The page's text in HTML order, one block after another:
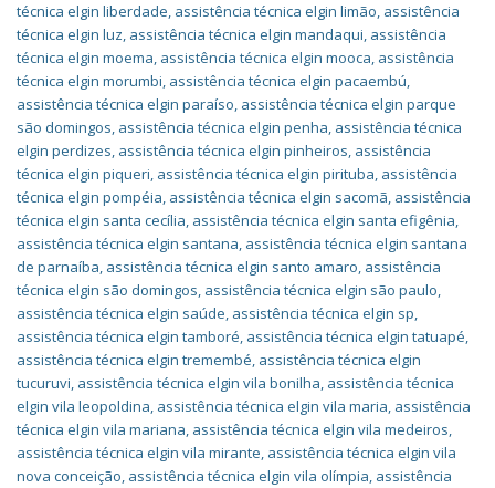
técnica elgin liberdade, assistência técnica elgin limão, assistência
técnica elgin luz, assistência técnica elgin mandaqui, assistência
técnica elgin moema, assistência técnica elgin mooca, assistência
técnica elgin morumbi, assistência técnica elgin pacaembú,
assistência técnica elgin paraíso, assistência técnica elgin parque
são domingos, assistência técnica elgin penha, assistência técnica
elgin perdizes, assistência técnica elgin pinheiros, assistência
técnica elgin piqueri, assistência técnica elgin pirituba, assistência
técnica elgin pompéia, assistência técnica elgin sacomã, assistência
técnica elgin santa cecília, assistência técnica elgin santa efigênia,
assistência técnica elgin santana, assistência técnica elgin santana
de parnaíba, assistência técnica elgin santo amaro, assistência
técnica elgin são domingos, assistência técnica elgin são paulo,
assistência técnica elgin saúde, assistência técnica elgin sp,
assistência técnica elgin tamboré, assistência técnica elgin tatuapé,
assistência técnica elgin tremembé, assistência técnica elgin
tucuruvi, assistência técnica elgin vila bonilha, assistência técnica
elgin vila leopoldina, assistência técnica elgin vila maria, assistência
técnica elgin vila mariana, assistência técnica elgin vila medeiros,
assistência técnica elgin vila mirante, assistência técnica elgin vila
nova conceição, assistência técnica elgin vila olímpia, assistência